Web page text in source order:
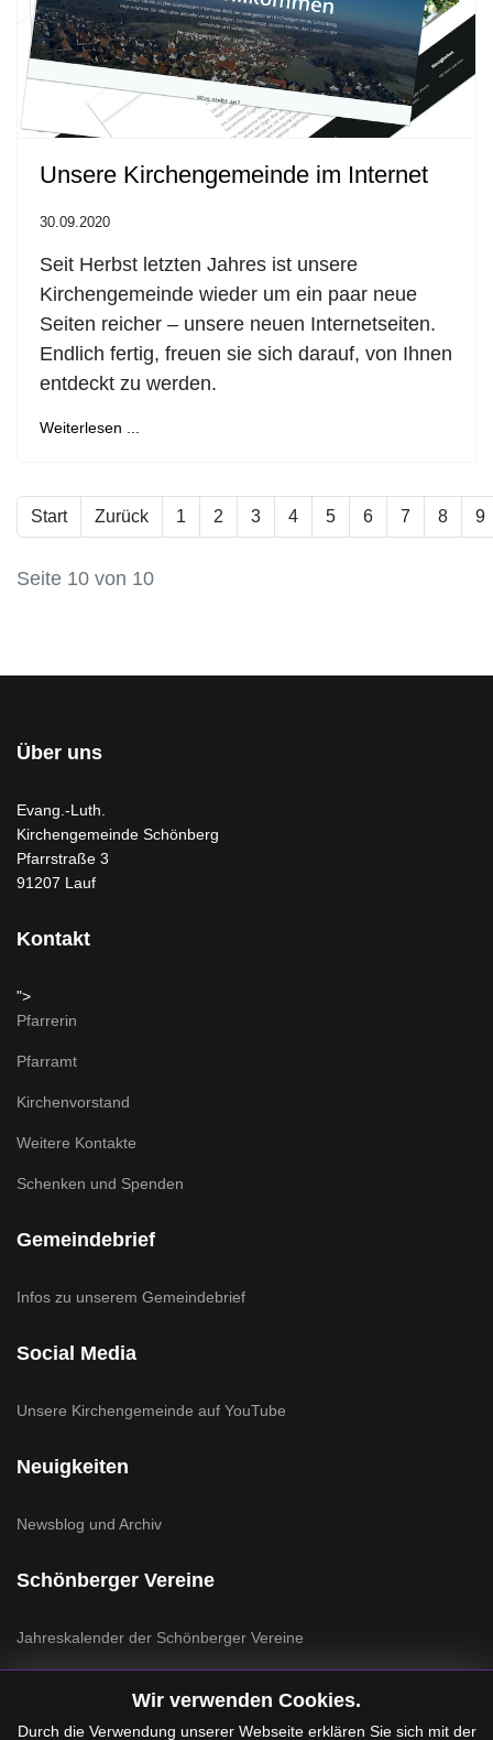
Unsere Kirchengemeinde im Internet
30.09.2020
Seit Herbst letzten Jahres ist unsere
Kirchengemeinde wieder um ein paar neue
Seiten reicher – unsere neuen Internetseiten.
Endlich fertig, freuen sie sich darauf, von Ihnen
entdeckt zu werden.
Weiterlesen ...
Start Zurück 1 2 3 4 5 6 7 8 9
Seite 10 von 10
Über uns
Evang.-Luth.
Kirchengemeinde Schönberg
Pfarrstraße 3
91207 Lauf
Kontakt
">
Pfarrerin
Pfarramt
Kirchenvorstand
Weitere Kontakte
Schenken und Spenden
Gemeindebrief
Infos zu unserem Gemeindebrief
Social Media
Unsere Kirchengemeinde auf YouTube
Neuigkeiten
Newsblog und Archiv
Schönberger Vereine
Jahreskalender der Schönberger Vereine
Wir verwenden Cookies.
Durch die Verwendung unserer Webseite erklären Sie sich mit der